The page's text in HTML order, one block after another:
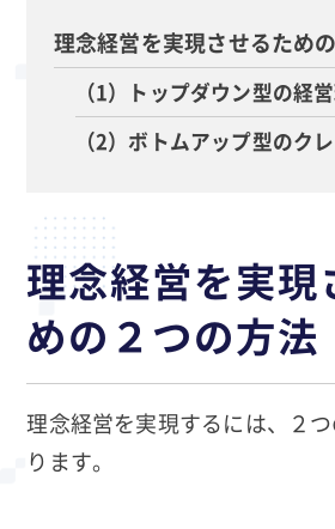
理念経営を実現させるため
（1）トップダウン型の経
（2）ボトムアップ型のク
理念経営を実現
めの２つの方法
理念経営を実現するには、２
ります。